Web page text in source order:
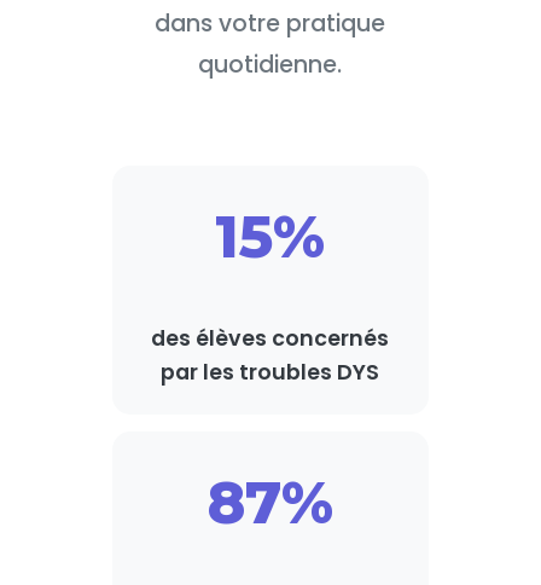
dans votre pratique
quotidienne.
15%
des élèves concernés
par les troubles DYS
87%